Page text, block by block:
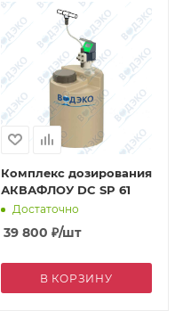
Комплекс дозирования
АКВАФЛОУ DC SP 61
Достаточно
39 800 ₽/шт
В КОРЗИНУ